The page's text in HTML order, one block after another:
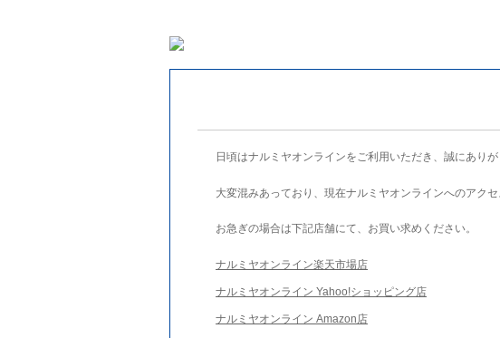
日頃はナルミヤオンラインをご利用いただき、誠にありが
大変混みあっており、現在ナルミヤオンラインへのアク
お急ぎの場合は下記店舗にて、お買い求めください。
ナルミヤオンライン楽天市場店
ナルミヤオンライン Yahoo!ショッピング店
ナルミヤオンライン Amazon店